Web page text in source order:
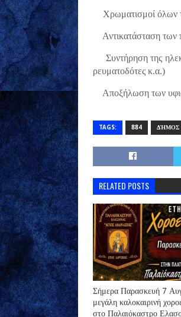
Χρωματισμοί όλων
Αντικατάσταση
Συντήρηση της
ρευματοδότες κ.α.)
Αποξήλωση των
TAGS: 884 ΔΉΜΟΣ
RELATED POSTS
Σήμερα Παρασκευή 7
μεγάλη καλοκαιρινή
στο Παλαιόκαστρο